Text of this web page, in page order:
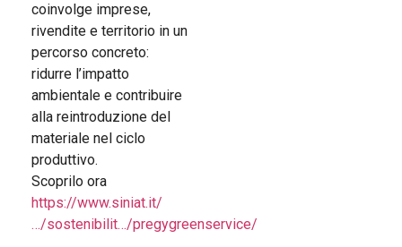
coinvolge imprese,
rivendite e territorio in un
percorso concreto:
ridurre l’impatto
ambientale e contribuire
alla reintroduzione del
materiale nel ciclo
produttivo.
Scoprilo ora
https://www.siniat.it/
…/sostenibilit…/pregygreenservice/